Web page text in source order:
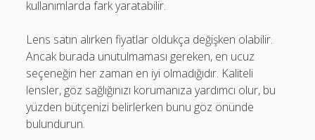
kullanımlarda fark yaratabilir.
Lens satın alırken fiyatlar oldukça değişken olabilir.
Ancak burada unutulmaması gereken, en ucuz
seçeneğin her zaman en iyi olmadığıdır. Kaliteli
lensler, göz sağlığınızı korumanıza yardımcı olur, bu
yüzden bütçenizi belirlerken bunu göz önünde
bulundurun.